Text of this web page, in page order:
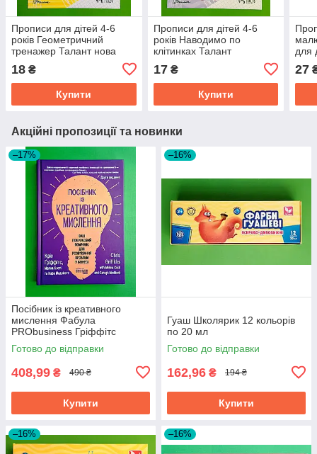
Прописи для дітей 4-6
років Геометричний
тренажер Талант нова
18 ₴
Купити
Прописи для дітей 4-6
років Наводимо по
клітинках Талант
17₴
Купити
для
27
Акційні пропозиції та новинки
–17%
Посібник із креативного
мислення Фабула
PRObusiness Гріффітс
фіолетова
Готово до відправки
408,99 ₴ 490 ₴
Купити
–16%
Гуаш Школярик 12 кольорів
по 20 мл
Готово до відправки
162,96 ₴ 194 ₴
Купити
–16% –16%